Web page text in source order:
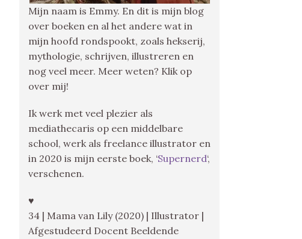
Mijn naam is Emmy. En dit is mijn blog
over boeken en al het andere wat in
mijn hoofd rondspookt, zoals hekserij,
mythologie, schrijven, illustreren en
nog veel meer. Meer weten? Klik op
over mij!
Ik werk met veel plezier als
mediathecaris op een middelbare
school, werk als freelance illustrator en
in 2020 is mijn eerste boek, ‘Supernerd‘,
verschenen.
♥
34 | Mama van Lily (2020) | Illustrator |
Afgestudeerd Docent Beeldende